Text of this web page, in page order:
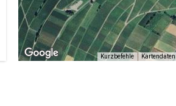
Kurzbefehle Kartendaten